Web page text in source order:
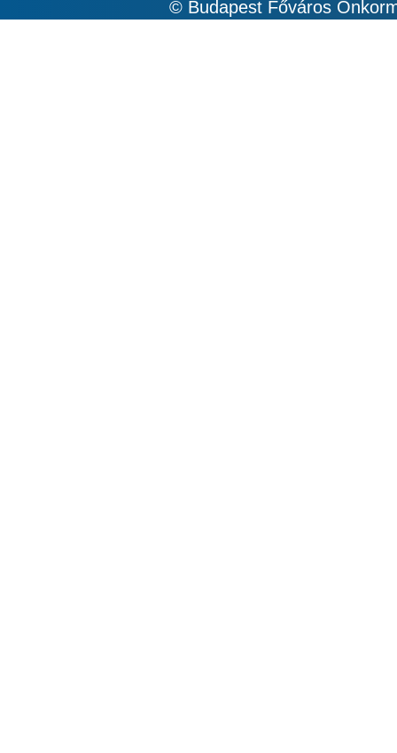
© Budapest Főváros